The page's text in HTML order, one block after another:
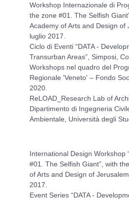
Workshop Internazionale di
the zone #01. The Selfish
Academy of Arts and Design of
luglio 2017.
Ciclo di Eventi “DATA -
Transurban Areas”, Simposi,
Workshops nel quadro del
Regionale 'Veneto' – Fondo
2020.
ReLOAD_Research Lab of
Dipartimento di Ingegneria
Ambientale, Università degli
International Design Workshop
#01. The Selfish Giant”, with
of Arts and Design of
2017.
Event Series “DATA -